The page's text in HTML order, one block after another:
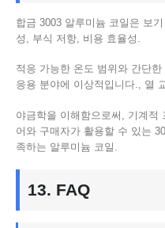
합금 3003 알루미늄 코일은 보
성, 부식 저항, 비용 효율성.
적응 가능한 온도 범위와 간단
응용 분야에 이상적입니다., 열
야금학을 이해함으로써, 기계적
어와 구매자가 활용할 수 있는
족하는 알루미늄 코일.
13. FAQ